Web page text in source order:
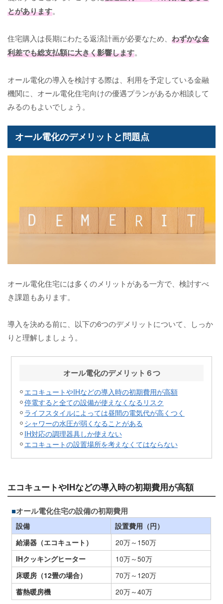
とがあります。
住宅購入は長期にわたる返済計画が必要なため、 わずかな金
利差でも総支払額に大きく影響します。
オール電化の導入を検討する際は、利用を予定している金融
機関に、オール電化住宅向けの優遇プランがあるか相談して
みるのもよいでしょう。
オール電化のデメリットと問題点
オール電化住宅には多くのメリットがある一方で、検討すべ
き課題もあります。
導入を決める前に、以下の6つのデメリットについて、しっか
りと理解しましょう。
オール電化のデメリット６つ
エコキュートやIHなどの導入時の初期費用が高額
停電すると全ての設備が使えなくなるリスク
ライフスタイルによっては昼間の電気代が高くつく
シャワーの水圧が弱くなることがある
IH対応の調理器具しか使えない
エコキュートの設置場所を考えなくてはならない
エコキュートやIHなどの導入時の初期費用が高額
オール電化住宅の設備の初期費用
設備
設置費用（円）
給湯器（エコキュート）
20万～150万
IHクッキングヒーター
10万～50万
床暖房（12畳の場合）
70万～120万
蓄熱暖房機
20万～40万